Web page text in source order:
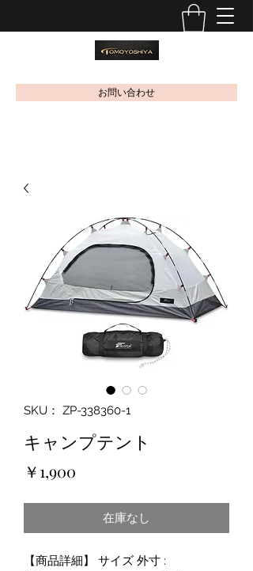
お問い合わせ
SKU： ZP-338360-1
キャンプテント
￥1,900
在庫なし
【商品詳細】 サイズ 外寸 :